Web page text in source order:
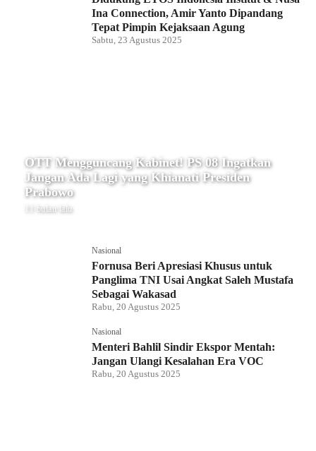
Ina Connection, Amir Yanto Dipandang
Tepat Pimpin Kejaksaan Agung
Sabtu, 23 Agustus 2025
OTT Mengguncang Kabinet! PS 08 Ingatkan
Jangan Ada Lagi yang Khianati Presiden
Prabowo
11 bulan lalu
Nasional
Fornusa Beri Apresiasi Khusus untuk
Panglima TNI Usai Angkat Saleh Mustafa
Sebagai Wakasad
Rabu, 20 Agustus 2025
Nasional
Menteri Bahlil Sindir Ekspor Mentah:
Jangan Ulangi Kesalahan Era VOC
Rabu, 20 Agustus 2025